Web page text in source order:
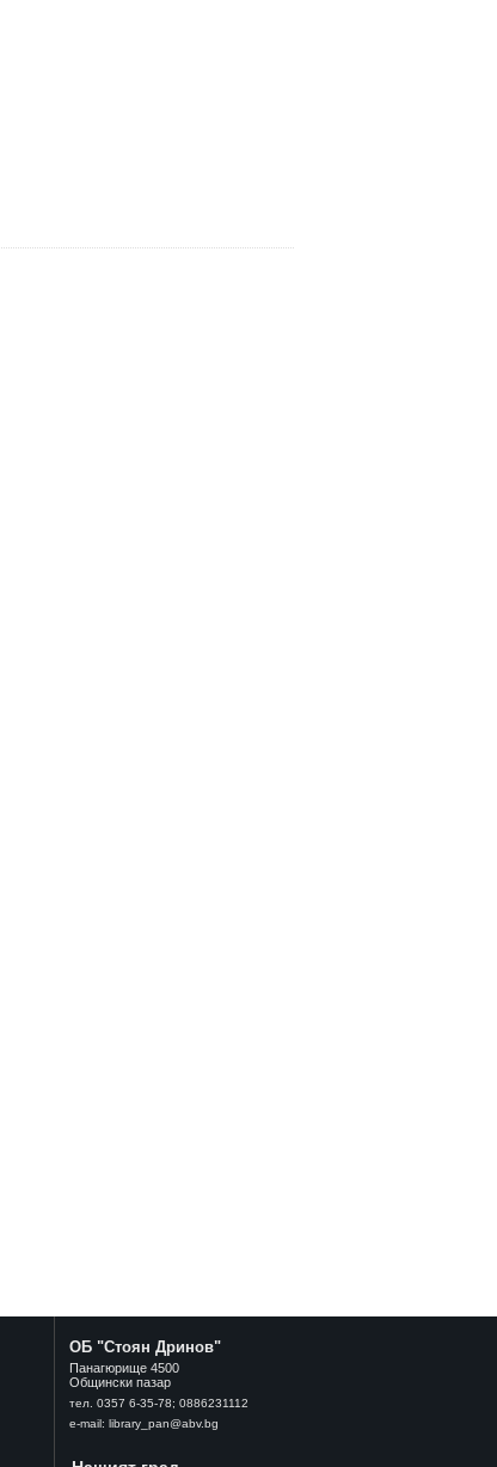
ОБ "Стоян Дринов"
Панагюрище 4500
Общински пазар
тел. 0357 6-35-78; 0886231112
e-mail: library_pan@abv.bg